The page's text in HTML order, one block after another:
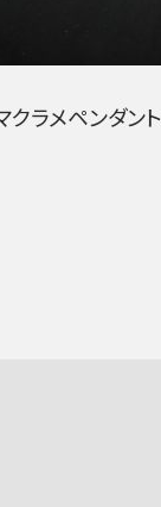
クラメペンダント